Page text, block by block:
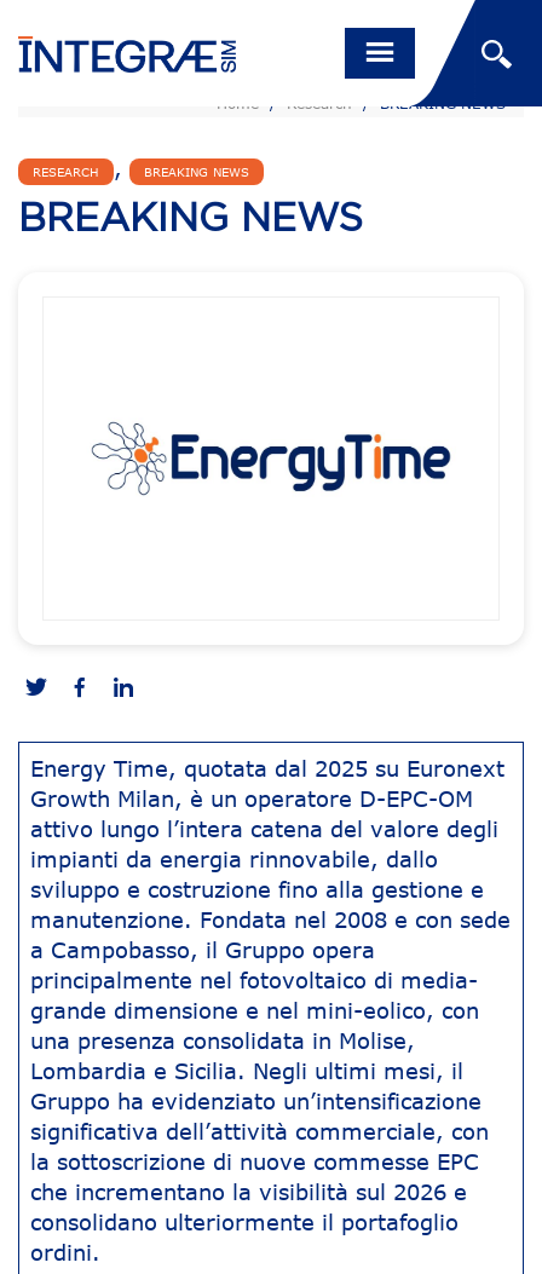
Home / Research / BREAKING NEWS
RESEARCH , BREAKING NEWS
BREAKING NEWS
Energy Time, quotata dal 2025 su Euronext
Growth Milan, è un operatore D-EPC-OM
attivo lungo l’intera catena del valore degli
impianti da energia rinnovabile, dallo
sviluppo e costruzione fino alla gestione e
manutenzione. Fondata nel 2008 e con sede
a Campobasso, il Gruppo opera
principalmente nel fotovoltaico di media-
grande dimensione e nel mini-eolico, con
una presenza consolidata in Molise,
Lombardia e Sicilia. Negli ultimi mesi, il
Gruppo ha evidenziato un’intensificazione
significativa dell’attività commerciale, con
la sottoscrizione di nuove commesse EPC
che incrementano la visibilità sul 2026 e
consolidano ulteriormente il portafoglio
ordini.